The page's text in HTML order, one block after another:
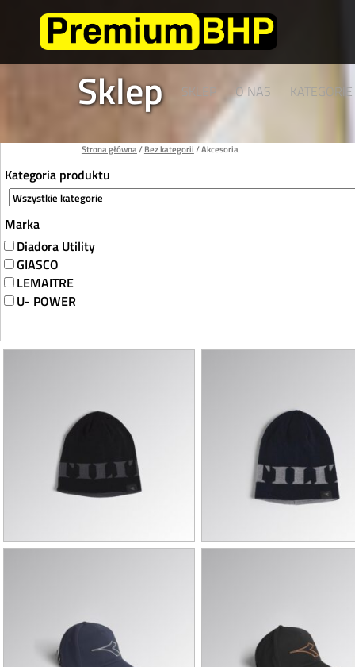
SKLEP O NAS
Sklep
Strona główna/Bez kategorii/ Akcesoria
Kategoria produktu
Marka
Diadora Utility
GIASCO
LEMAITRE
U- POWER
DIADORA – CZAPKA DIADORA – CZAPKA